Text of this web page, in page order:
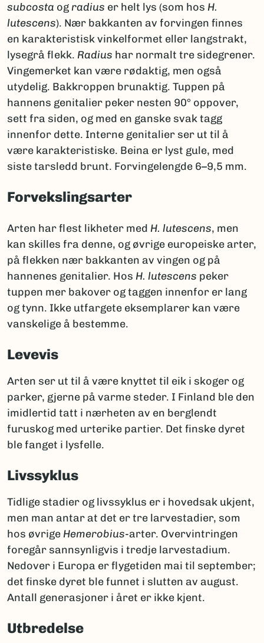
subcosta ogradius er helt lys (som hos H.
lutescens). Nær bakkanten av forvingen finnes
en karakteristisk vinkelformet eller langstrakt,
lysegrå flekk. Radius har normalt tre sidegrener.
Vingemerket kan være rødaktig, men også
utydelig. Bakkroppen brunaktig. Tuppen på
hannens genitalier peker nesten 90° oppover,
sett fra siden, og med en ganske svak tagg
innenfor dette. Interne genitalier ser ut til å
være karakteristiske. Beina er lyst gule, med
siste tarsledd brunt. Forvingelengde 6–9,5 mm.
Forvekslingsarter
Arten har flest likheter med H. lutescens, men
kan skilles fra denne, og øvrige europeiske arter,
på flekken nær bakkanten av vingen og på
hannenes genitalier. Hos H. lutescens peker
tuppen mer bakover og taggen innenfor er lang
og tynn. Ikke utfargete eksemplarer kan være
vanskelige å bestemme.
Levevis
Arten ser ut til å være knyttet til eik i skoger og
parker, gjerne på varme steder. I Finland ble den
imidlertid tatt i nærheten av en berglendt
furuskog med urterike partier. Det finske dyret
ble fanget i lysfelle.
Livssyklus
Tidlige stadier og livssyklus er i hovedsak ukjent,
men man antar at det er tre larvestadier, som
hos øvrige Hemerobius-arter. Overvintringen
foregår sannsynligvis i tredje larvestadium.
Nedover i Europa er flygetiden mai til september;
det finske dyret ble funnet i slutten av august.
Antall generasjoner i året er ikke kjent.
Utbredelse